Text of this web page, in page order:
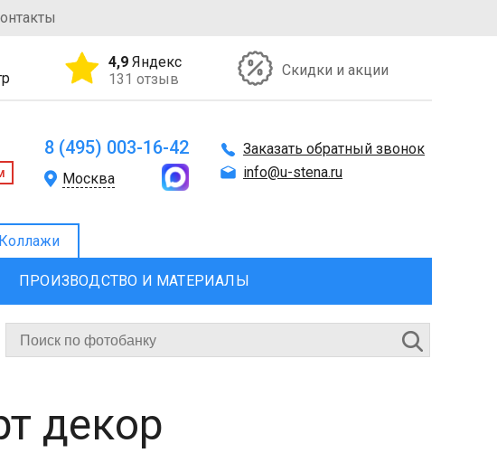
4,9 Яндекс
131 отзыв
Скидки и акции
8 (495) 003-16-42
Москва
Заказать обратный звонок
info@u-stena.ru
Коллажи
ПРОИЗВОДСТВО И МАТЕРИАЛЫ
декор